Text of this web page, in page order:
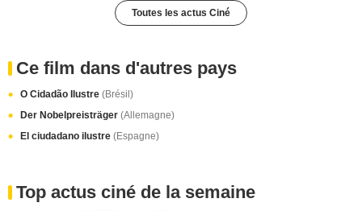
Toutes les actus Ciné
Ce film dans d'autres pays
O Cidadão Ilustre (Brésil)
Der Nobelpreisträger (Allemagne)
El ciudadano ilustre (Espagne)
Top actus ciné de la semaine